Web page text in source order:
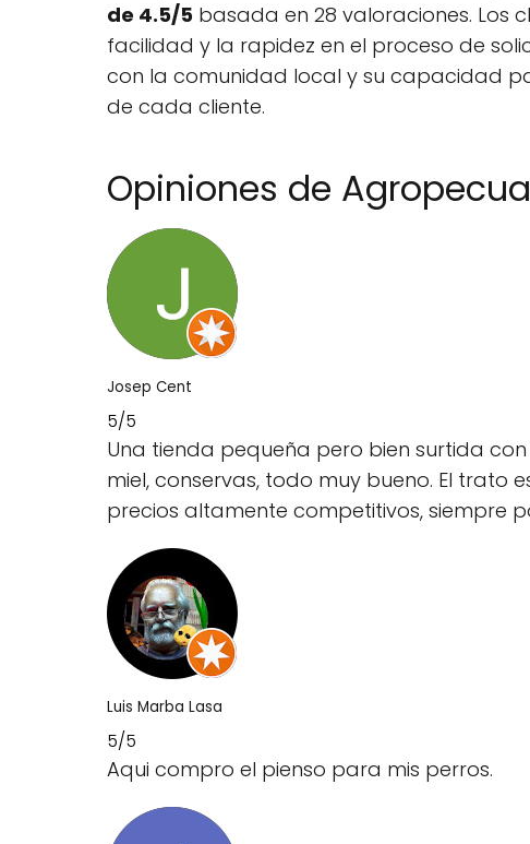
de 4.5/5 basada en 28 valoraciones. Los
facilidad y la rapidez en el proceso de
con la comunidad local y su capacidad
de cada cliente.
Opiniones de
Josep Cent
5/5
Una tienda pequeña pero bien surtida
miel, conservas, todo muy bueno. El trato
precios altamente competitivos, siempre
Luis Marba Lasa
5/5
Aqui compro el pienso para mis perros.